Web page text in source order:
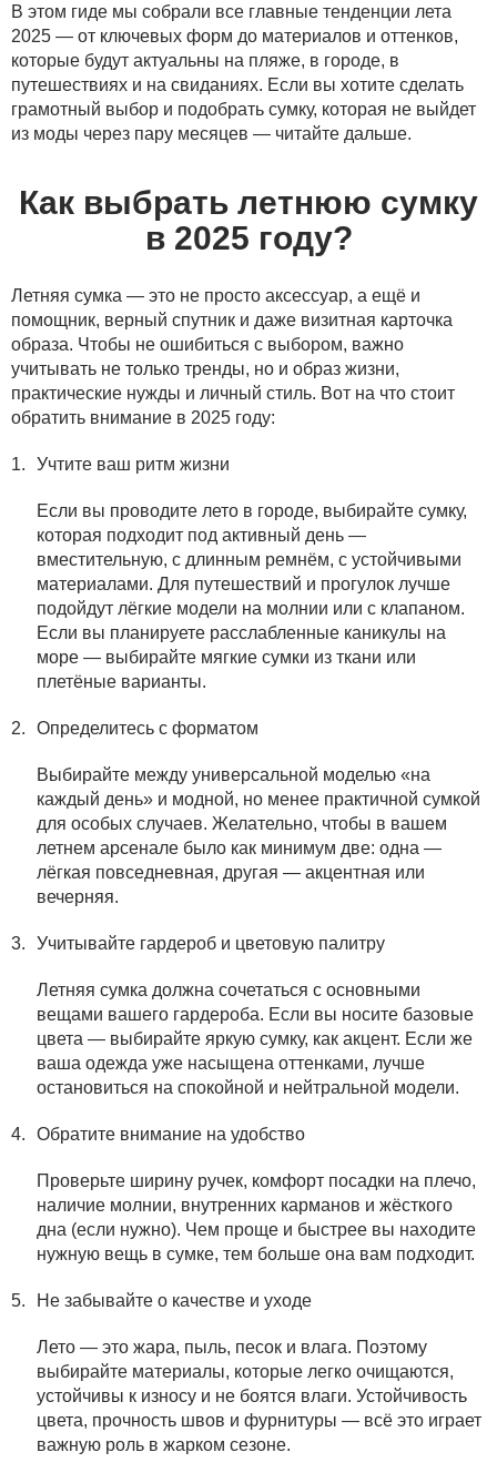
В этом гиде мы собрали все главные тенденции лета
2025 — от ключевых форм до материалов и оттенков,
которые будут актуальны на пляже, в городе, в
путешествиях и на свиданиях. Если вы хотите сделать
грамотный выбор и подобрать сумку, которая не выйдет
из моды через пару месяцев — читайте дальше.
Как выбрать летнюю сумку
в 2025 году?
Летняя сумка — это не просто аксессуар, а ещё и
помощник, верный спутник и даже визитная карточка
образа. Чтобы не ошибиться с выбором, важно
учитывать не только тренды, но и образ жизни,
практические нужды и личный стиль. Вот на что стоит
обратить внимание в 2025 году:
Учтите ваш ритм жизни
Если вы проводите лето в городе, выбирайте сумку,
которая подходит под активный день —
вместительную, с длинным ремнём, с устойчивыми
материалами. Для путешествий и прогулок лучше
подойдут лёгкие модели на молнии или с клапаном.
Если вы планируете расслабленные каникулы на
море — выбирайте мягкие сумки из ткани или
плетёные варианты.
Определитесь с форматом
Выбирайте между универсальной моделью «на
каждый день» и модной, но менее практичной сумкой
для особых случаев. Желательно, чтобы в вашем
летнем арсенале было как минимум две: одна —
лёгкая повседневная, другая — акцентная или
вечерняя.
Учитывайте гардероб и цветовую палитру
Летняя сумка должна сочетаться с основными
вещами вашего гардероба. Если вы носите базовые
цвета — выбирайте яркую сумку, как акцент. Если же
ваша одежда уже насыщена оттенками, лучше
остановиться на спокойной и нейтральной модели.
Обратите внимание на удобство
Проверьте ширину ручек, комфорт посадки на плечо,
наличие молнии, внутренних карманов и жёсткого
дна (если нужно). Чем проще и быстрее вы находите
нужную вещь в сумке, тем больше она вам подходит.
Не забывайте о качестве и уходе
Лето — это жара, пыль, песок и влага. Поэтому
выбирайте материалы, которые легко очищаются,
устойчивы к износу и не боятся влаги. Устойчивость
цвета, прочность швов и фурнитуры — всё это играет
важную роль в жарком сезоне.